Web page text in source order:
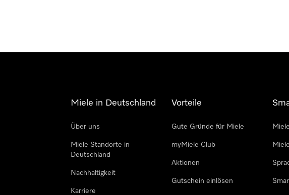
Miele in Deutschland
Über uns
Miele Standorte in
Deutschland
Nachhaltigkeit
Karriere
Vorteile
Gute Gründe für Miele
myMiele Club
Aktionen
Gutschein einlösen